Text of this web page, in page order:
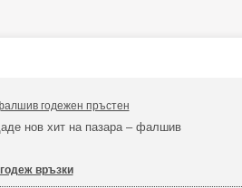
годежен пръстен
нов хит на пазара – фалшив
връзки